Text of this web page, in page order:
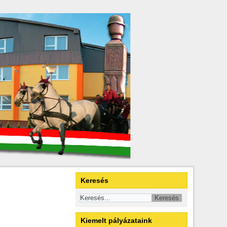
Keresés
Kiemelt pályázataink